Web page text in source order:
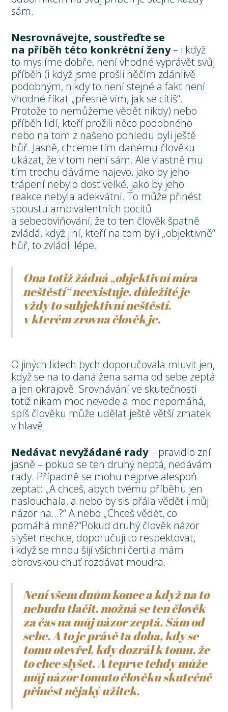
sám.
Nesrovnávejte, soustřeďte se
na příběh této konkrétní ženy– i když
to myslíme dobře, není vhodné vyprávět svůj
příběh (i když jsme prošli něčím zdánlivě
podobným, nikdy to není stejné a fakt není
vhodné říkat „přesně vím, jak se cítíš“.
Protože to nemůžeme vědět nikdy) nebo
příběh lidí, kteří prožili něco podobného
nebo na tom z našeho pohledu byli ještě
hůř. Jasně, chceme tím danému člověku
ukázat, že v tom není sám. Ale vlastně mu
tím trochu dáváme najevo, jako by jeho
trápení nebylo dost velké, jako by jeho
reakce nebyla adekvátní. To může přinést
spoustu ambivalentních pocitů
a sebeobviňování, že to ten člověk špatně
zvládá, když jiní, kteří na tom byli „objektivně“
hůř, to zvládli lépe.
Ona totiž žádná „objektivní míra
neštěstí“ neexistuje, důležité je
vždy to subjektivní neštěstí,
v kterém zrovna člověk je.
O jiných lidech bych doporučovala mluvit jen,
když se na to daná žena sama od sebe zeptá
a jen okrajově. Srovnávání ve skutečnosti
totiž nikam moc nevede a moc nepomáhá,
spíš člověku může udělat ještě větší zmatek
v hlavě.
Nedávat nevyžádané rady– pravidlo zní
jasně – pokud se ten druhý neptá, nedávám
rady. Případně se mohu nejprve alespoň
zeptat: „A chceš, abych tvému příběhu jen
naslouchala, a nebo by sis přála vědět i můj
názor na…?“ A nebo „Chceš vědět, co
pomáhá mně?“Pokud druhý člověk názor
slyšet nechce, doporučuji to respektovat,
i když se mnou šijí všichni čerti a mám
obrovskou chuť rozdávat moudra.
Není všem dnům konec a když na to
nebudu tlačit, možná se ten člověk
za čas na můj názor zeptá. Sám od
sebe. A to je právě ta doba, kdy se
tomu otevřel, kdy dozrál k tomu, že
to chce slyšet. A teprve tehdy může
můj názor tomuto člověku skutečně
přinést nějaký užitek.